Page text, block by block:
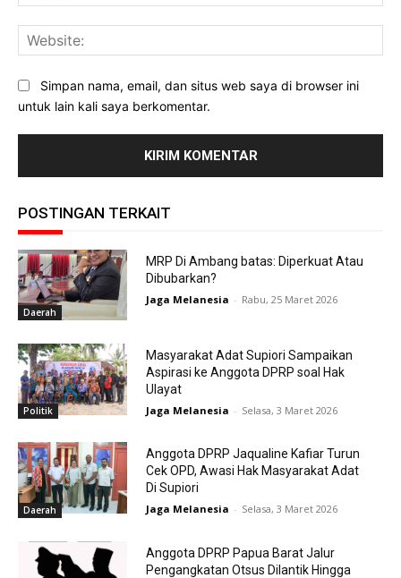
Simpan nama, email, dan situs web saya di browser ini
untuk lain kali saya berkomentar.
POSTINGAN TERKAIT
Daerah
MRP Di Ambang batas: Diperkuat Atau
Dibubarkan?
Jaga Melanesia - Rabu, 25 Maret 2026
Politik
Masyarakat Adat Supiori Sampaikan
Aspirasi ke Anggota DPRP soal Hak
Ulayat
Jaga Melanesia - Selasa, 3 Maret 2026
Daerah
Anggota DPRP Jaqualine Kafiar Turun
Cek OPD, Awasi Hak Masyarakat Adat
Di Supiori
Jaga Melanesia - Selasa, 3 Maret 2026
Anggota DPRP Papua Barat Jalur
Pengangkatan Otsus Dilantik Hingga